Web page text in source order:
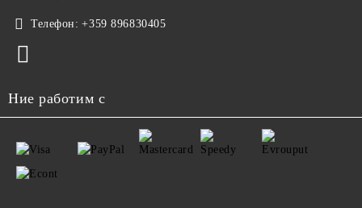
Телефон: +359 896830405
Ние работим с